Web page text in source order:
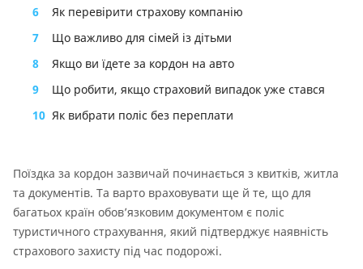
6
Як перевірити страхову компанію
7
Що важливо для сімей із дітьми
8
Якщо ви їдете за кордон на авто
9
Що робити, якщо страховий випадок уже стався
10 Як вибрати поліс без переплати
Поїздка за кордон зазвичай починається з квитків, житла
та документів. Та варто враховувати ще й те, що для
багатьох країн обов’язковим документом є поліс
туристичного страхування, який підтверджує наявність
страхового захисту під час подорожі.